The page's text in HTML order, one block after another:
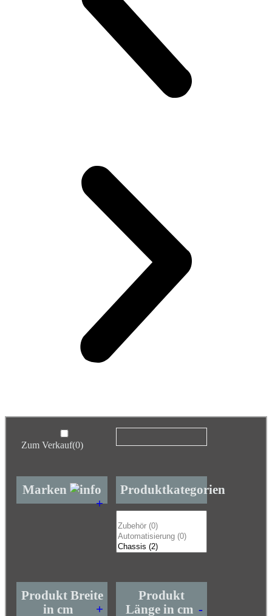
Zum Verkauf(0)
Marken
+
Produktkategorien
Produkt Breite
in cm
+
Produkt
Länge in cm -